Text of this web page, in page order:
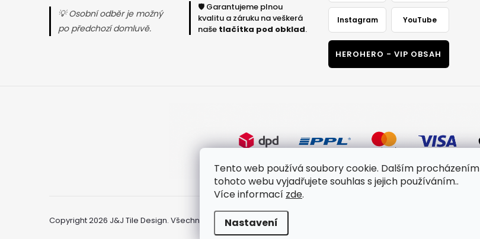
Tento web používá soubory cookie. Dalším procházením
tohoto webu vyjadřujete souhlas s jejich používáním..
Více informací zde.
Nastavení
💡 Osobní odběr je možný
po předchozí domluvě.
🛡️ Garantujeme plnou
kvalitu a záruku na veškerá
naše tlačítka pod obklad.
Instagram YouTube
HEROHERO - VIP OBSAH
Copyright 2026 J&J Tile Design. Všechna práva vyhrazena.